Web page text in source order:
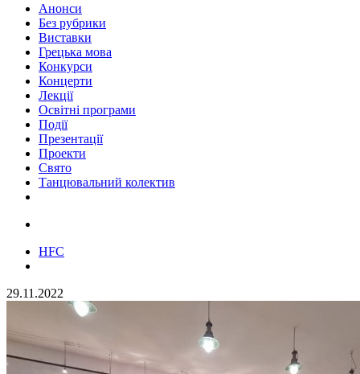
Анонси
Без рубрики
Виставки
Грецька мова
Конкурси
Концерти
Лекції
Освітні програми
Події
Презентації
Проекти
Свято
Танцювальний колектив
HFC
29.11.2022